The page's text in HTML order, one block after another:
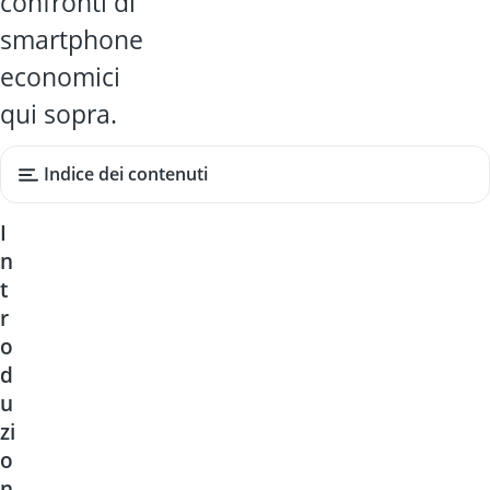
smartphone
economici
qui sopra.
Indice dei contenuti
I
n
t
r
o
d
u
zi
o